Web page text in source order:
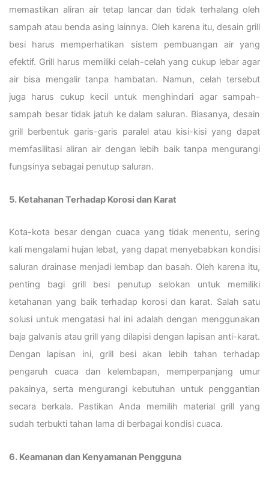
memastikan aliran air tetap lancar dan tidak terhalang oleh
sampah atau benda asing lainnya. Oleh karena itu, desain grill
besi harus memperhatikan sistem pembuangan air yang
efektif. Grill harus memiliki celah-celah yang cukup lebar agar
air bisa mengalir tanpa hambatan. Namun, celah tersebut
juga harus cukup kecil untuk menghindari agar sampah-
sampah besar tidak jatuh ke dalam saluran. Biasanya, desain
grill berbentuk garis-garis paralel atau kisi-kisi yang dapat
memfasilitasi aliran air dengan lebih baik tanpa mengurangi
fungsinya sebagai penutup saluran.
5. Ketahanan Terhadap Korosi dan Karat
Kota-kota besar dengan cuaca yang tidak menentu, sering
kali mengalami hujan lebat, yang dapat menyebabkan kondisi
saluran drainase menjadi lembap dan basah. Oleh karena itu,
penting bagi grill besi penutup selokan untuk memiliki
ketahanan yang baik terhadap korosi dan karat. Salah satu
solusi untuk mengatasi hal ini adalah dengan menggunakan
baja galvanis atau grill yang dilapisi dengan lapisan anti-karat.
Dengan lapisan ini, grill besi akan lebih tahan terhadap
pengaruh cuaca dan kelembapan, memperpanjang umur
pakainya, serta mengurangi kebutuhan untuk penggantian
secara berkala. Pastikan Anda memilih material grill yang
sudah terbukti tahan lama di berbagai kondisi cuaca.
6. Keamanan dan Kenyamanan Pengguna